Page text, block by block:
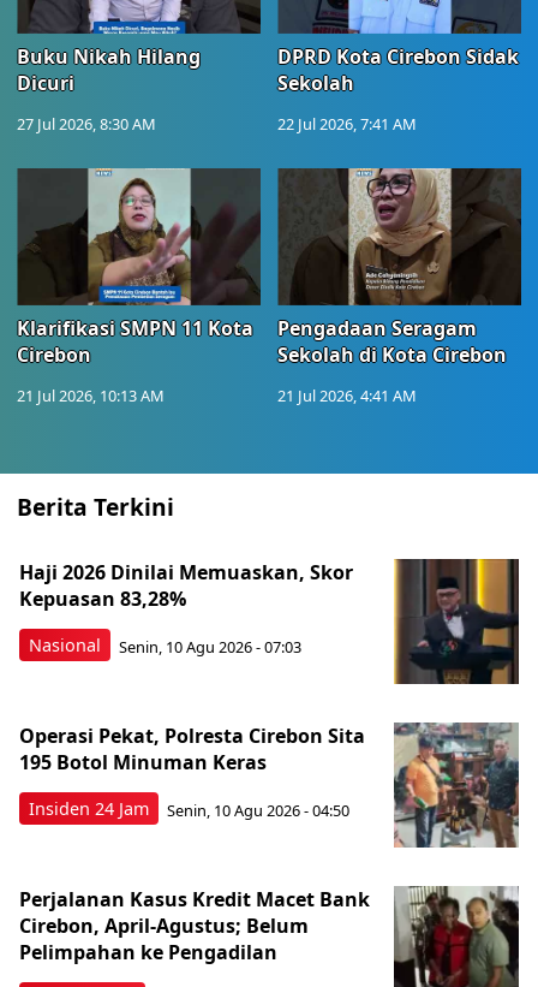
Buku Nikah Hilang
Dicuri
27 Jul 2026, 8:30 AM
DPRD Kota Cirebon Sidak
Sekolah
22 Jul 2026, 7:41 AM
Klarifikasi SMPN 11 Kota
Cirebon
21 Jul 2026, 10:13 AM
Pengadaan Seragam
Sekolah di Kota Cirebon
21 Jul 2026, 4:41 AM
Berita Terkini
Nasional
Haji 2026 Dinilai Memuaskan, Skor
Kepuasan 83,28%
Senin, 10 Agu 2026 - 07:03
Insiden 24 Jam
Operasi Pekat, Polresta Cirebon Sita
195 Botol Minuman Keras
Senin, 10 Agu 2026 - 04:50
Perjalanan Kasus Kredit Macet Bank
Cirebon, April-Agustus; Belum
Pelimpahan ke Pengadilan